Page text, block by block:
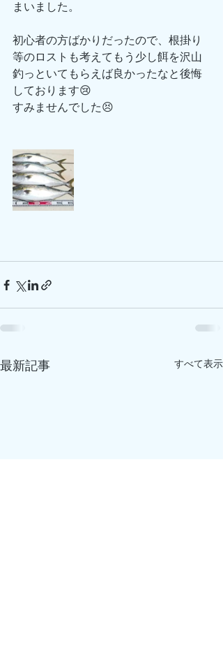
まいました。
初心者の方ばかりだったので、根掛り
等のロストも考えてもう少し餌を沢山
釣っといてもらえば良かったなと後悔
しております😢
すみませんでした😣
最新記事 すべて表示